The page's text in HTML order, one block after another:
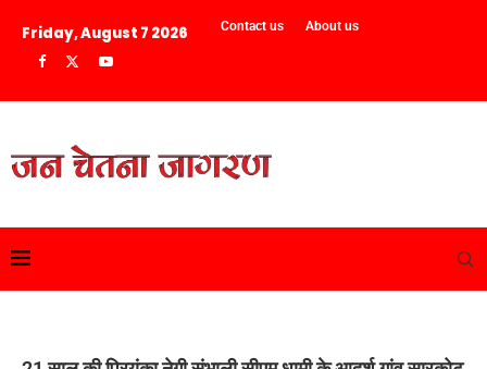
Friday, August 7 2026 Contact us About us